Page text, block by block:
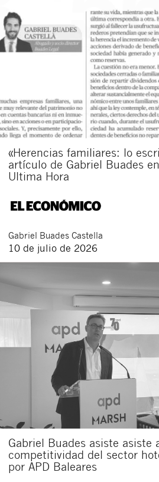
«Herencias familiares: lo
artículo de Gabriel Buades
Ultima Hora
Gabriel Buades Castella
10 de julio de 2026
Gabriel Buades asiste asiste
competitividad del sector
por APD Baleares